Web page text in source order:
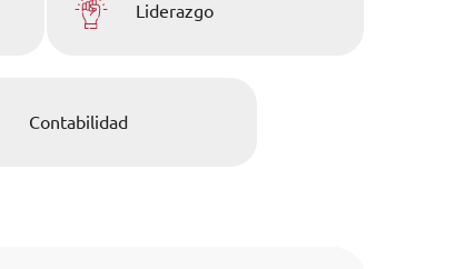
Liderazgo
Contabilidad